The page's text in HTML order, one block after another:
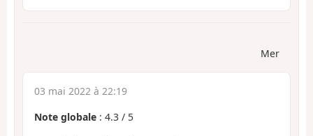
Mer
03 mai 2022 à 22:19
Note globale : 4.3 / 5